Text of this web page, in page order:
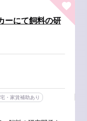
ーにて飼料の研
・家賃補助あり